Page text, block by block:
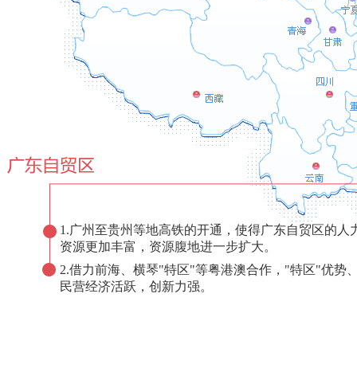
1.广州至贵州等地高铁的开通，使得广东自贸区的人
资源更加丰富，资源腹地进一步扩大。
2.借力前海、横琴"特区"等粤港澳合作，"特区"优势
民营经济活跃，创新力强。